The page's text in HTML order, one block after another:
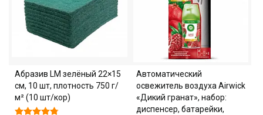
Абразив LM зелёный 22×15
см, 10 шт, плотность 750 г/
м² (10 шт/кор)
Автоматический
освежитель воздуха Airwick
«Дикий гранат», набор:
диспенсер, батарейки,